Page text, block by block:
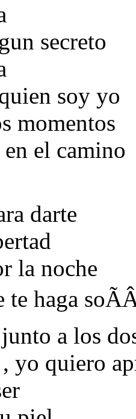
secreto
soy yo
momentos
el camino
darte
la noche
haga
a los
yo quiero